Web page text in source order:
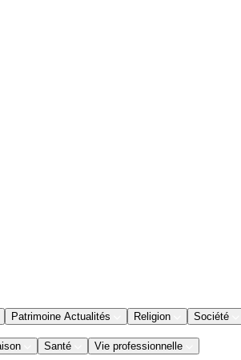
Patrimoine Actualités Religion Société
Santé Vie professionnelle